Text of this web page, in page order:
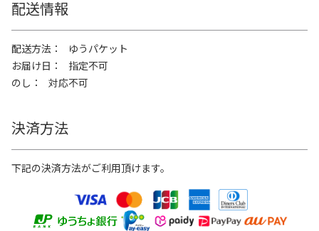
配送情報
配送方法
ゆうパケット
お届け日
指定不可
のし
対応不可
決済方法
下記の決済方法がご利用頂けます。